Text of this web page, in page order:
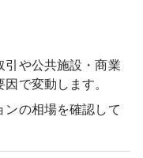
引や公共施設・商業
で変動します。
ンの相場を確認して